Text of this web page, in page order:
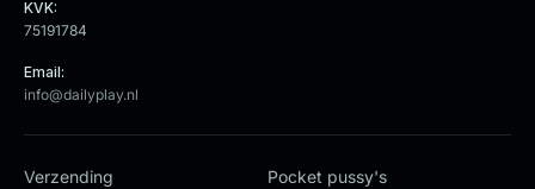
KVK:
75191784
Email:
info@dailyplay.nl
Verzending Pocket pussy's